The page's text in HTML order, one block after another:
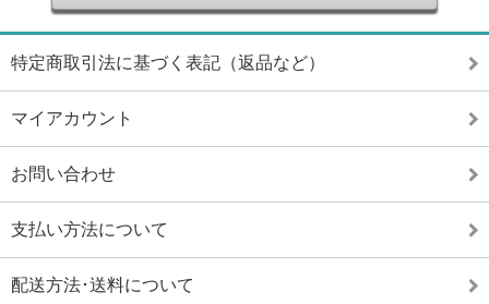
特定商取引法に基づく表記（返品など）
マイアカウント
お問い合わせ
支払い方法について
配送方法･送料について